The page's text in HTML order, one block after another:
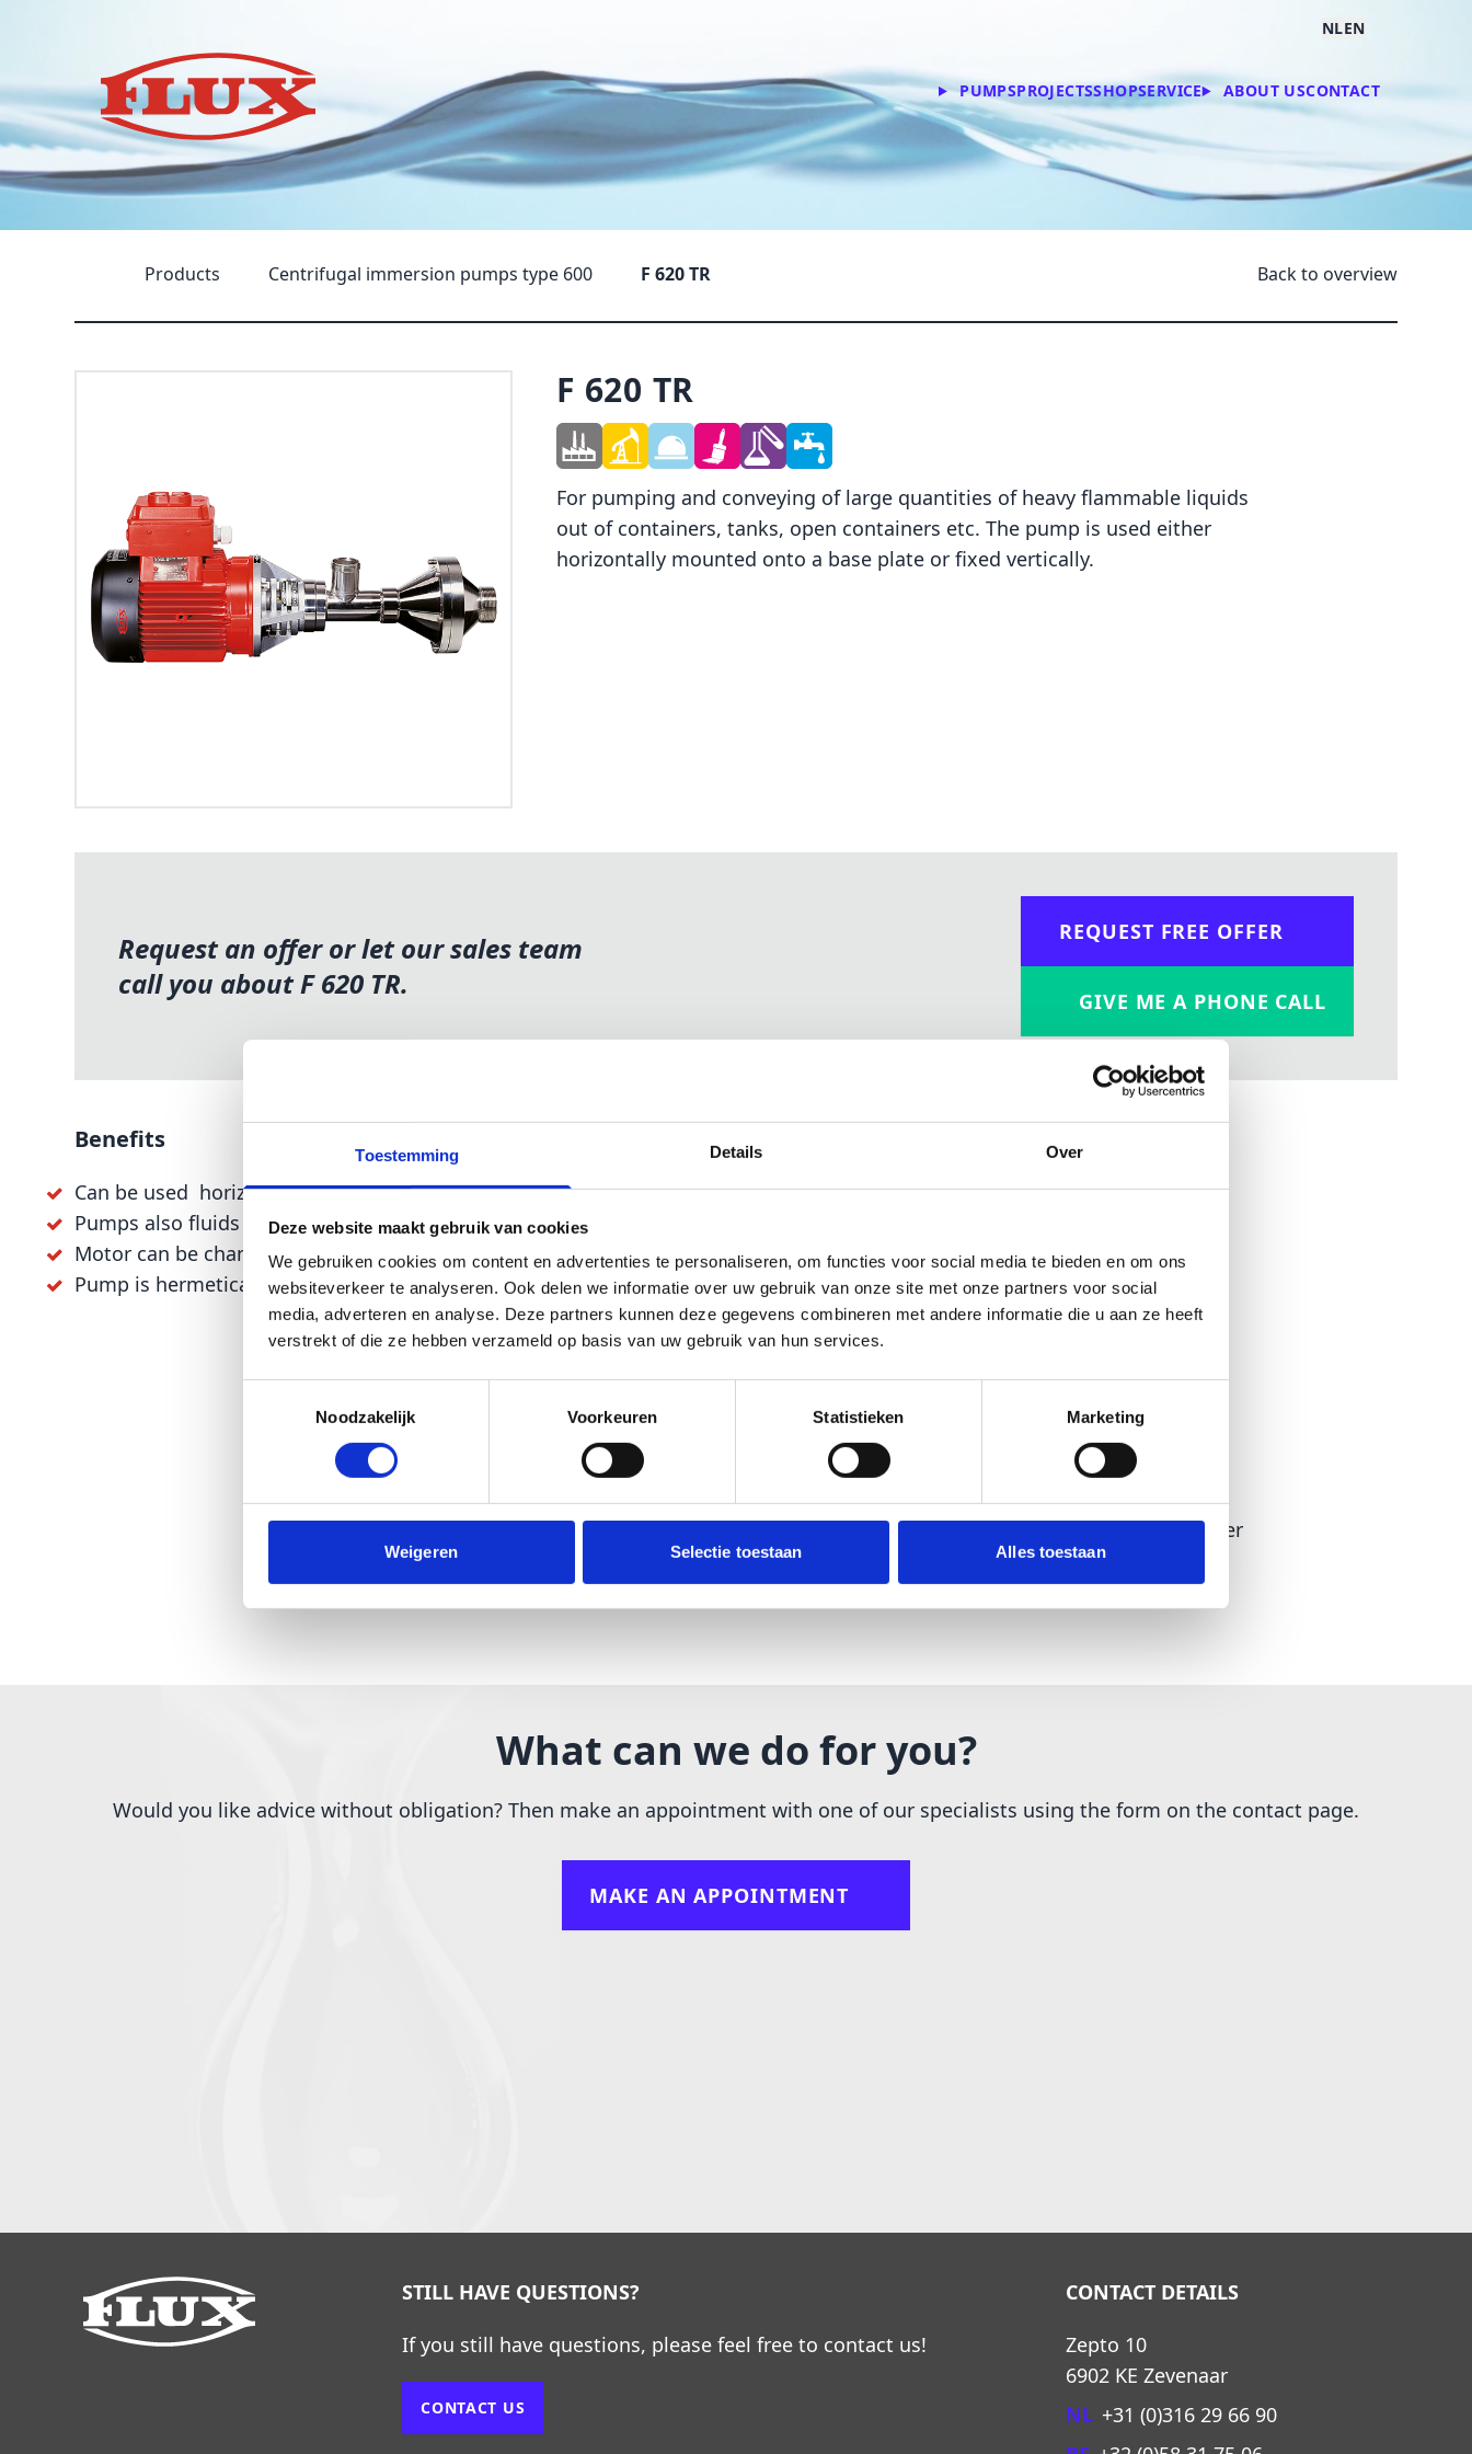
Toestemming Details Over
Deze website maakt gebruik van cookies
We gebruiken cookies om content en advertenties te personaliseren, om functies voor social media te bieden en om ons
websiteverkeer te analyseren. Ook delen we informatie over uw gebruik van onze site met onze partners voor social
media, adverteren en analyse. Deze partners kunnen deze gegevens combineren met andere informatie die u aan ze heeft
verstrekt of die ze hebben verzameld op basis van uw gebruik van hun services.
Noodzakelijk
Voorkeuren Statistieken Marketing
Weigeren Selectie toestaan Alles toestaan
PUMPSPROJECTSSHOPSERVICE ABOUT USCONTACT
Products Centrifugal immersion pumps type 600 F 620 TR Back to overview
F 620 TR
For pumping and conveying of large quantities of heavy flammable liquids
out of containers, tanks, open containers etc. The pump is used either
horizontally mounted onto a base plate or fixed vertically.
Request an offer or let our sales team
call you about F 620 TR.
REQUEST FREE OFFER
GIVE ME A PHONE CALL
Benefits
Can be used horizontally or vertically
Pumps also fluids containing solids
Motor can be changed
Pump is hermetically sealed
Technical details at a glance
Flow rate:max.383 l/min1
Viscosity:min.1 mPas-max.2500 mPas
Diameter pump housing: max. 30 mm
Diameter mounting flanges: max. 185 mm2
Materials outer tube:
Media / Fluids:Acids, AdBlue , Alkalis, Fuels
mechanical seal
Container:Tanks > 1000 liters
dependent on pump model, motor and medium
dependent on pump model
* AdBlue®is a registered trademark of: Verband der
Automobilindustrie e. V. (VDA) *
What can we do for you?
Would you like advice without obligation? Then make an appointment with one of our specialists using the form on the contact page.
MAKE AN APPOINTMENT
STILL HAVE QUESTIONS?
If you still have questions, please feel free to contact us!
CONTACT US
CONTACT DETAILS
Zepto 10
6902 KE Zevenaar
NL +31 (0)316 29 66 90